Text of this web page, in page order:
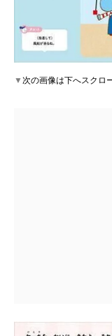
▼次の画像は下へスクロ